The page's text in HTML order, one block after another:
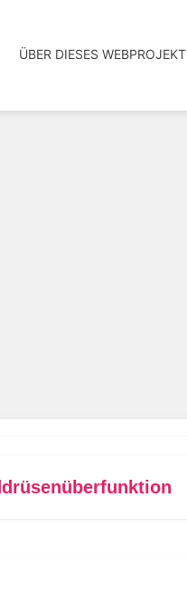
ÜBER DIESES WEBPROJEKT